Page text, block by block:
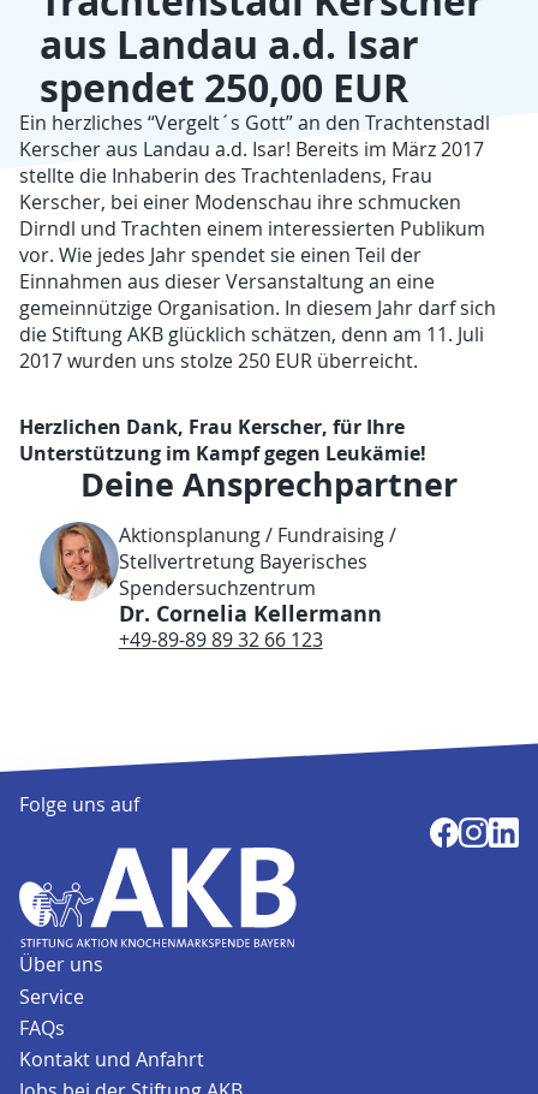
aus Landau a.d. Isar
spendet 250,00 EUR
Ein herzliches “Vergelt´s Gott” an den Trachtenstadl
Kerscher aus Landau a.d. Isar! Bereits im März 2017
stellte die Inhaberin des Trachtenladens, Frau
Kerscher, bei einer Modenschau ihre schmucken
Dirndl und Trachten einem interessierten Publikum
vor. Wie jedes Jahr spendet sie einen Teil der
Einnahmen aus dieser Versanstaltung an eine
gemeinnützige Organisation. In diesem Jahr darf sich
die Stiftung AKB glücklich schätzen, denn am 11. Juli
2017 wurden uns stolze 250 EUR überreicht.
Herzlichen Dank, Frau Kerscher, für Ihre
Unterstützung im Kampf gegen Leukämie!
Deine Ansprechpartner
Aktionsplanung / Fundraising /
Stellvertretung Bayerisches
Spendersuchzentrum
Dr. Cornelia Kellermann
+49-89-89 89 32 66 123
Folge uns auf
Über uns
Service
FAQs
Kontakt und Anfahrt